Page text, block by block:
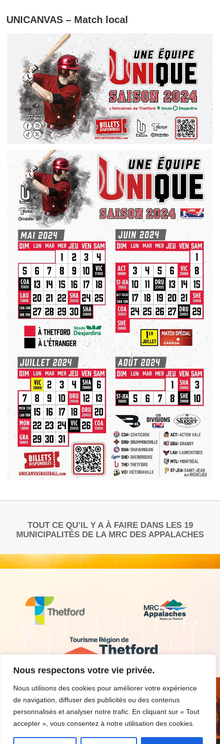
Nous respectons votre vie privée.
Nous utilisons des cookies pour améliorer votre expérience
de navigation, diffuser des publicités ou des contenus
personnalisés et analyser notre trafic. En cliquant sur « Tout
accepter », vous consentez à notre utilisation des cookies.
UNICANVAS – Match local
TOUT CE QU’IL Y A À FAIRE DANS LES 19
MUNICIPALITÉS DE LA MRC DES APPALACHES
Nous contacter
Critères d’admissibilité